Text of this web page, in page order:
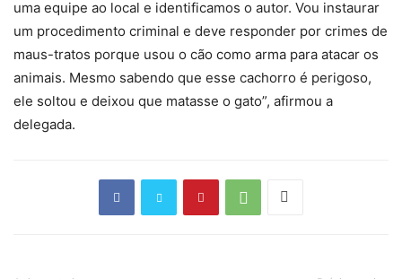
uma equipe ao local e identificamos o autor. Vou instaurar
um procedimento criminal e deve responder por crimes de
maus-tratos porque usou o cão como arma para atacar os
animais. Mesmo sabendo que esse cachorro é perigoso,
ele soltou e deixou que matasse o gato”, afirmou a
delegada.